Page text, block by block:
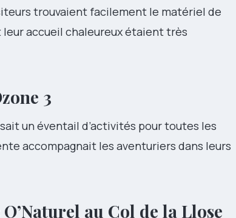
trouvaient facilement le matériel de
accueil chaleureux étaient très
3
un éventail d’activités pour toutes les
accompagnait les aventuriers dans leurs
O’Naturel au Col de la Llose